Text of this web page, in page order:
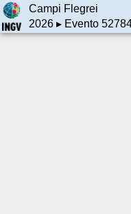
Campi Flegrei
2026▸ Evento